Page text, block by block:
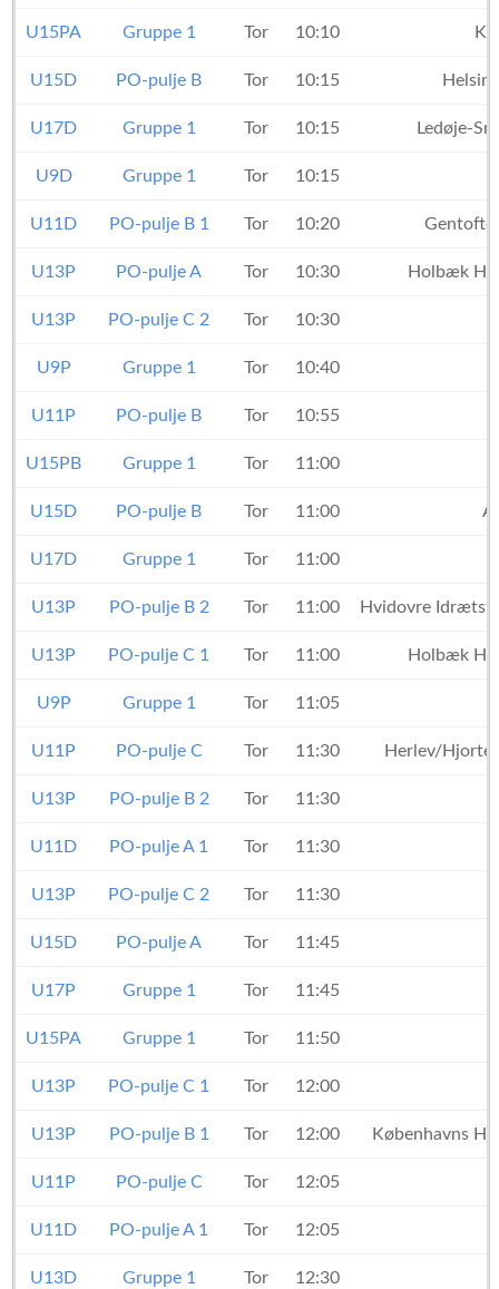
U15PA Gruppe 1 Tor 10:10
U15D PO-pulje B Tor 10:15
U17D Gruppe 1 Tor 10:15 Ledøje-
U9D Gruppe 1 Tor 10:15
U11D PO-pulje B 1 Tor 10:20
U13P PO-pulje A Tor 10:30 Holbæk
U13P PO-pulje C 2 Tor 10:30
U9P Gruppe 1 Tor 10:40
U11P PO-pulje B Tor 10:55
U15PB Gruppe 1 Tor 11:00
U15D PO-pulje B Tor 11:00
U17D Gruppe 1 Tor 11:00
U13P PO-pulje B 2 Tor 11:00 Hvidovre
U13P PO-pulje C 1 Tor 11:00 Holbæk
U9P Gruppe 1 Tor 11:05
U11P PO-pulje C Tor 11:30 Herlev/
U13P PO-pulje B 2 Tor 11:30
U11D PO-pulje A 1 Tor 11:30
U13P PO-pulje C 2 Tor 11:30
U15D PO-pulje A Tor 11:45
U17P Gruppe 1 Tor 11:45
U15PA Gruppe 1 Tor 11:50
U13P PO-pulje C 1 Tor 12:00
U13P PO-pulje B 1 Tor 12:00 Københavns
U11P PO-pulje C Tor 12:05
U11D PO-pulje A 1 Tor 12:05
U13D Gruppe 1 Tor 12:30